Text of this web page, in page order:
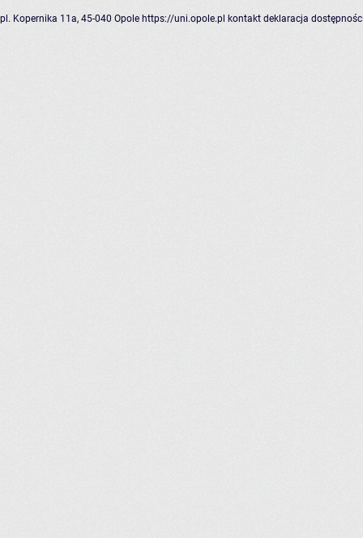
pl. Kopernika 11a, 45-040 Opole https://uni.opole.pl kontakt deklaracja